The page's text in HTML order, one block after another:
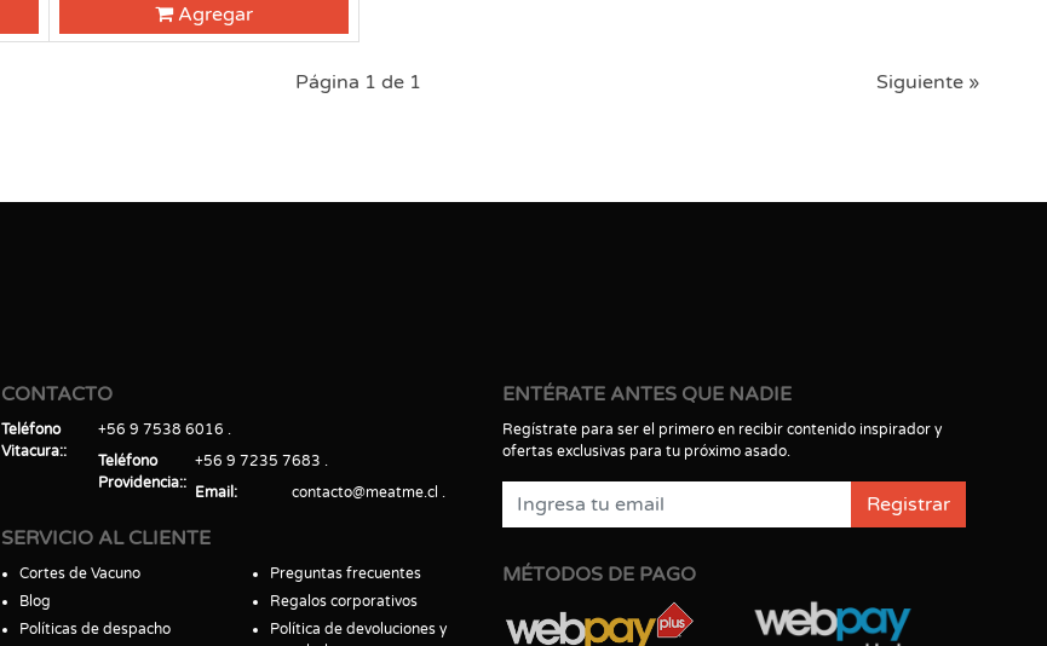
Agregar
Página 1 de 1 Siguiente »
CONTACTO
Teléfono
Vitacura:
+56 9 7538 6016
Teléfono
Providencia:
+56 9 7235 7683
Email
contacto@meatme.cl
SERVICIO AL CLIENTE
Cortes de Vacuno
Blog
Políticas de despacho
Preguntas frecuentes
Regalos corporativos
Política de devoluciones y
ENTÉRATE ANTES QUE NADIE
Regístrate para ser el primero en recibir contenido inspirador y
ofertas exclusivas para tu próximo asado.
Registrar
MÉTODOS DE PAGO